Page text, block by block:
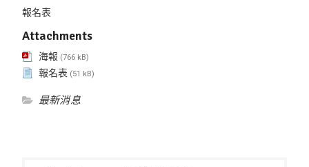
報名表
Attachments
海報 (766 kB)
報名表 (51 kB)
最新消息